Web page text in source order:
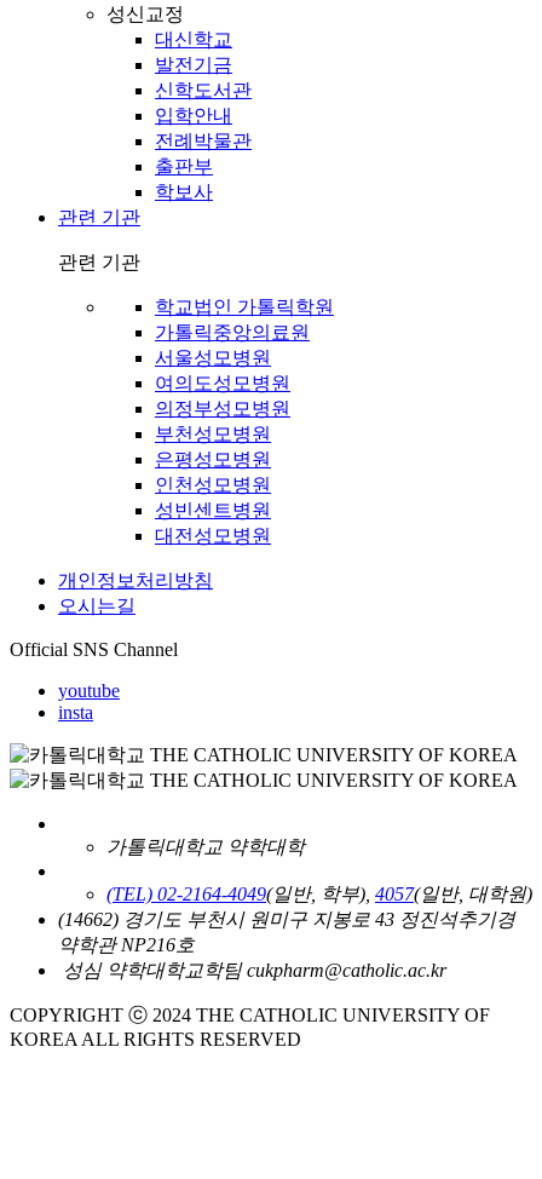
성신교정
대신학교
발전기금
신학도서관
입학안내
전례박물관
출판부
학보사
관련 기관
관련 기관
학교법인 가톨릭학원
가톨릭중앙의료원
서울성모병원
여의도성모병원
의정부성모병원
부천성모병원
은평성모병원
인천성모병원
성빈센트병원
대전성모병원
개인정보처리방침
오시는길
Official SNS Channel
youtube
insta
가톨릭대학교 약학대학
(TEL) 02-2164-4049(일반, 학부), 4057(일반, 대학원)
(14662) 경기도 부천시 원미구 지봉로 43 정진석추기경
약학관 NP216호
성심 약학대학교학팀 cukpharm@catholic.ac.kr
COPYRIGHT ⓒ 2024 THE CATHOLIC UNIVERSITY OF
KOREA ALL RIGHTS RESERVED